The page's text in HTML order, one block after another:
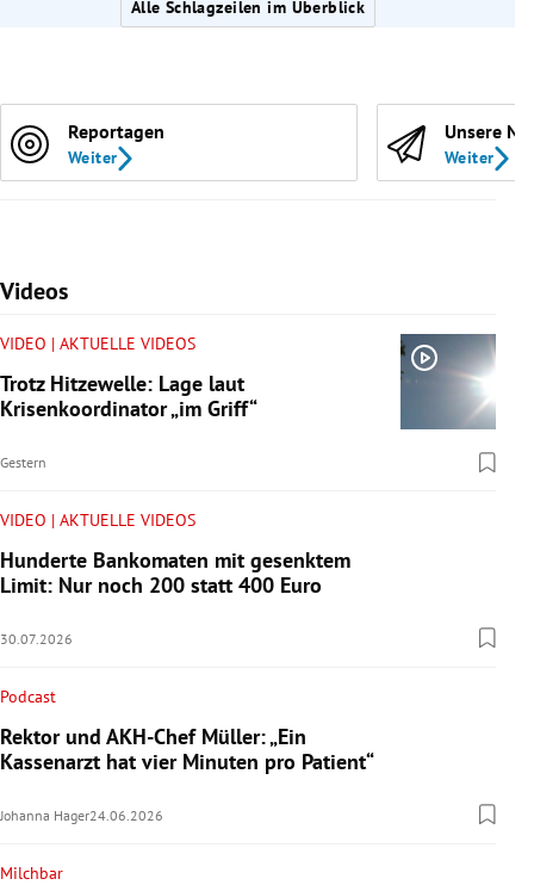
Alle Schlagzeilen im Überblick
Reportagen
Weiter
Unsere
Weiter
Videos
VIDEO | AKTUELLE VIDEOS
Trotz Hitzewelle: Lage laut
Krisenkoordinator „im Griff“
Gestern
VIDEO | AKTUELLE VIDEOS
Hunderte Bankomaten mit gesenktem
Limit: Nur noch 200 statt 400 Euro
30.07.2026
Podcast
Rektor und AKH-Chef Müller: „Ein
Kassenarzt hat vier Minuten pro Patient“
Johanna Hager24.06.2026
Milchbar